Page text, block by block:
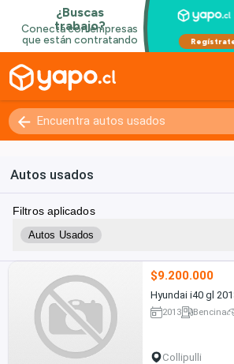
Autos usados
Filtros aplicados
Autos Usados
$9.200.000
Hyundai i40 gl
2013 Bencina
Collipulli